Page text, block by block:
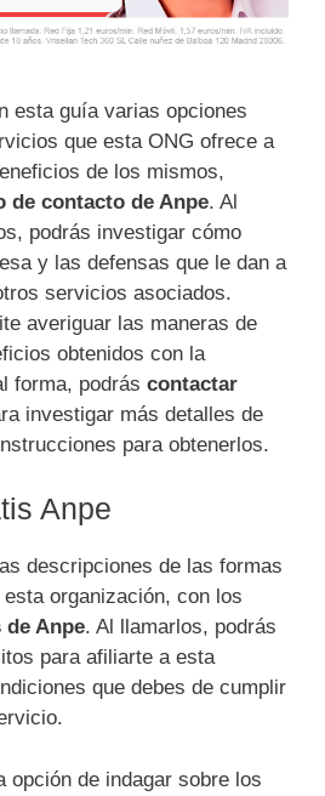
esta guía varias opciones
que esta ONG ofrece a
de los mismos,
de contacto de Anpe. Al
podrás investigar cómo
y las defensas que le dan a
servicios asociados.
averiguar las maneras de
obtenidos con la
forma, podrás contactar
investigar más detalles de
para obtenerlos.
Anpe
descripciones de las formas
organización, con los
Anpe. Al llamarlos, podrás
para afiliarte a esta
que debes de cumplir
opción de indagar sobre los